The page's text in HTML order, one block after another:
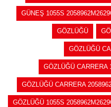
GÜNEŞ 1055S
GÖZLÜĞÜ
GÖZLÜĞÜ
GÖZLÜĞÜ CARRERA
GÖZLÜĞÜ CARRERA
GÖZLÜĞÜ 1055S